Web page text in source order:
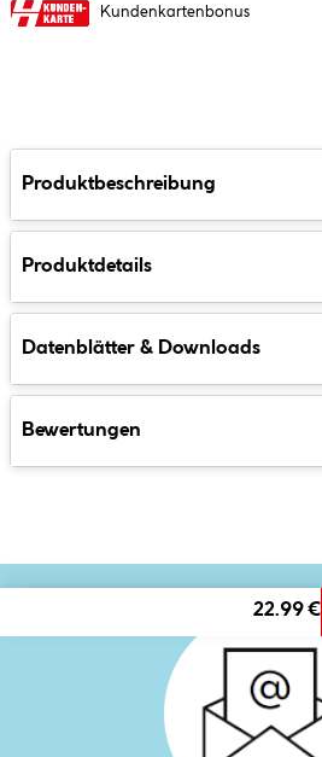
Kundenkartenbonus
Produktbeschreibung
Produktdetails
Datenblätter & Downloads
Bewertungen
22.99 €